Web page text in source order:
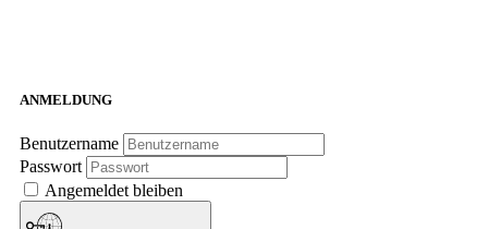
ANMELDUNG
Benutzername
Passwort
Angemeldet bleiben